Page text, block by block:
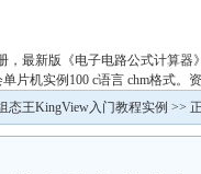
，最新版《电子电路公式计算器
片机实例100 c语言 chm格式。
态王KingView入门教程实例 >>